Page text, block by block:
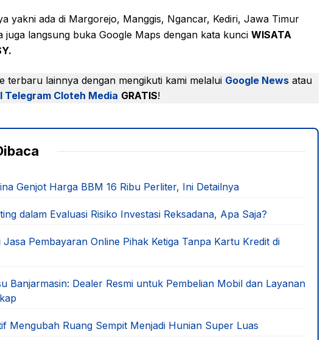
yakni ada di Margorejo, Manggis, Ngancar, Kediri, Jawa Timur
juga langsung buka Google Maps dengan kata kunci WISATA
terbaru lainnya dengan mengikuti kami melalui Google News atau
Telegram Cloteh Media GRATIS!
Genjot Harga BBM 16 Ribu Perliter, Ini Detailnya
dalam Evaluasi Risiko Investasi Reksadana, Apa Saja?
Jasa Pembayaran Online Pihak Ketiga Tanpa Kartu Kredit di
Banjarmasin: Dealer Resmi untuk Pembelian Mobil dan Layanan
Mengubah Ruang Sempit Menjadi Hunian Super Luas